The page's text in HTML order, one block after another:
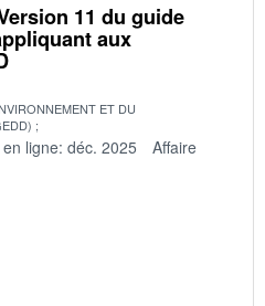
11 du guide
aux
ET DU
ligne: déc. 2025
Affaire